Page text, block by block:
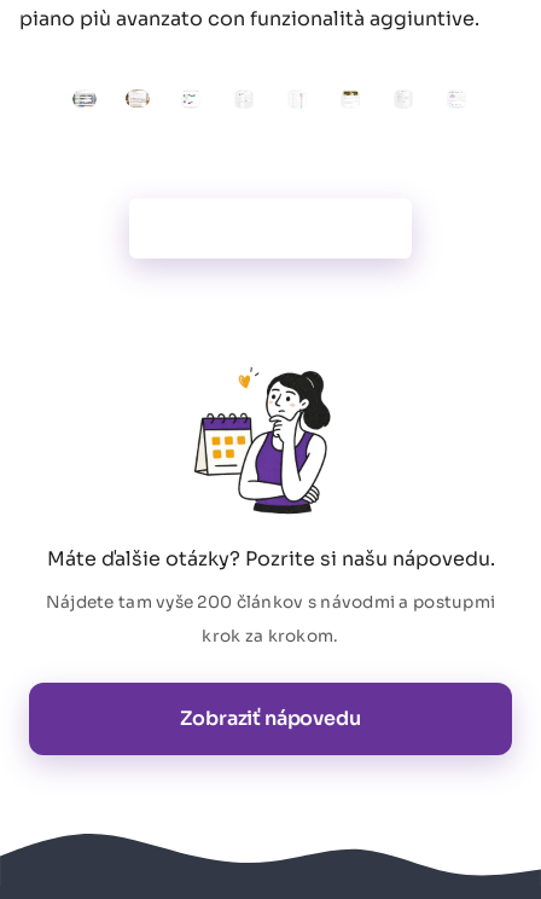
piano più avanzato con funzionalità aggiuntive.
Máte ďalšie otázky? Pozrite si našu nápovedu.
Nájdete tam vyše 200 článkov s návodmi a postupmi
krok za krokom.
Zobraziť nápovedu